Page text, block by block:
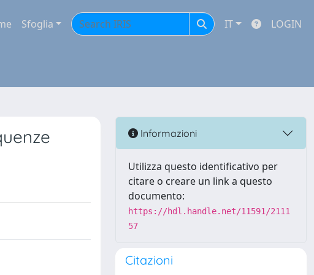
Sfoglia IT LOGIN
Informazioni
Utilizza questo identificativo per
citare o creare un link a questo
documento:
https://hdl.handle.net/11591/2111
57
Citazioni